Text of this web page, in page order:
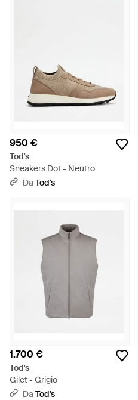
950 €
Tod's
Sneakers Dot - Neutro
DaTod's
1.700 €
Tod's
Gilet - Grigio
DaTod's